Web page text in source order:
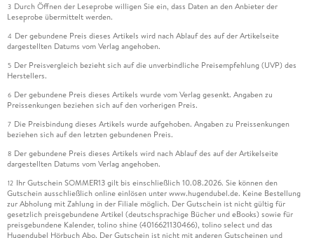
3 Durch Öffnen der Leseprobe willigen Sie ein, dass Daten an den Anbieter der
Leseprobe übermittelt werden.
4 Der gebundene Preis dieses Artikels wird nach Ablauf des auf der Artikelseite
dargestellten Datums vom Verlag angehoben.
5 Der Preisvergleich bezieht sich auf die unverbindliche Preisempfehlung (UVP) des
Herstellers.
6 Der gebundene Preis dieses Artikels wurde vom Verlag gesenkt. Angaben zu
Preissenkungen beziehen sich auf den vorherigen Preis.
7 Die Preisbindung dieses Artikels wurde aufgehoben. Angaben zu Preissenkungen
beziehen sich auf den letzten gebundenen Preis.
8 Der gebundene Preis dieses Artikels wird nach Ablauf des auf der Artikelseite
dargestellten Datums vom Verlag angehoben.
12 Ihr Gutschein SOMMER13 gilt bis einschließlich 10.08.2026. Sie können den
Gutschein ausschließlich online einlösen unter www.hugendubel.de. Keine Bestellung
zur Abholung mit Zahlung in der Filiale möglich. Der Gutschein ist nicht gültig für
gesetzlich preisgebundene Artikel (deutschsprachige Bücher und eBooks) sowie für
preisgebundene Kalender, tolino shine (4016621130466), tolino select und das
Hugendubel Hörbuch Abo. Der Gutschein ist nicht mit anderen Gutscheinen und